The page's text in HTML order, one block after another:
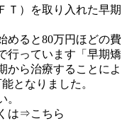
Ｔ）を取り入れた早期
めると80万円ほどの費
行っています「早期矯
から治療することによ
となりました。
。
は⇒こちら